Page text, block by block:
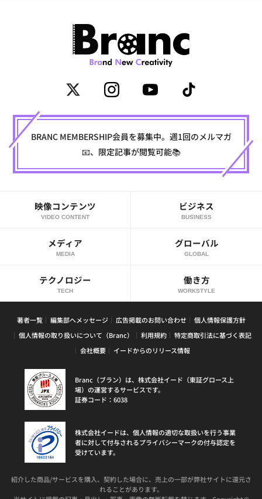
BRANC MEMBERSHIP会員を募集中。週1回のメルマガ
📧、限定記事が閲覧可能📚
映像コンテンツ
VIDEO CONTENT
ビジネス
BUSINESS
メディア
MEDIA
グローバル
GLOBAL
テクノロジー
TECH
働き方
WORKSTYLE
著者一覧 編集部へメッセージ 広告掲載のお問い合わせ
個人情報保護方針
個人情報の取り扱いについて（Branc）
利用規約
特定商取引法に基づく表記
会社概要
イードからのリリース情報
Branc（ブラン）は、株式会社イード（東証グロース上
場）の運営するサービスです。
証券コード：6038
株式会社イードは、個人情報の適切な取扱いを行う事業
者に対して付与されるプライバシーマークの付与認定を
受けています。
紹介した商品/サービスを購入、契約した場合に、売上の一部が弊社サイトに還元さ
れることがあります。